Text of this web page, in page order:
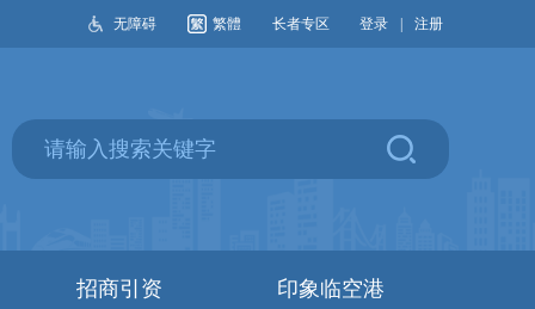
无障碍 繁體 长者专区 登录 注册
招商引资 印象临空港